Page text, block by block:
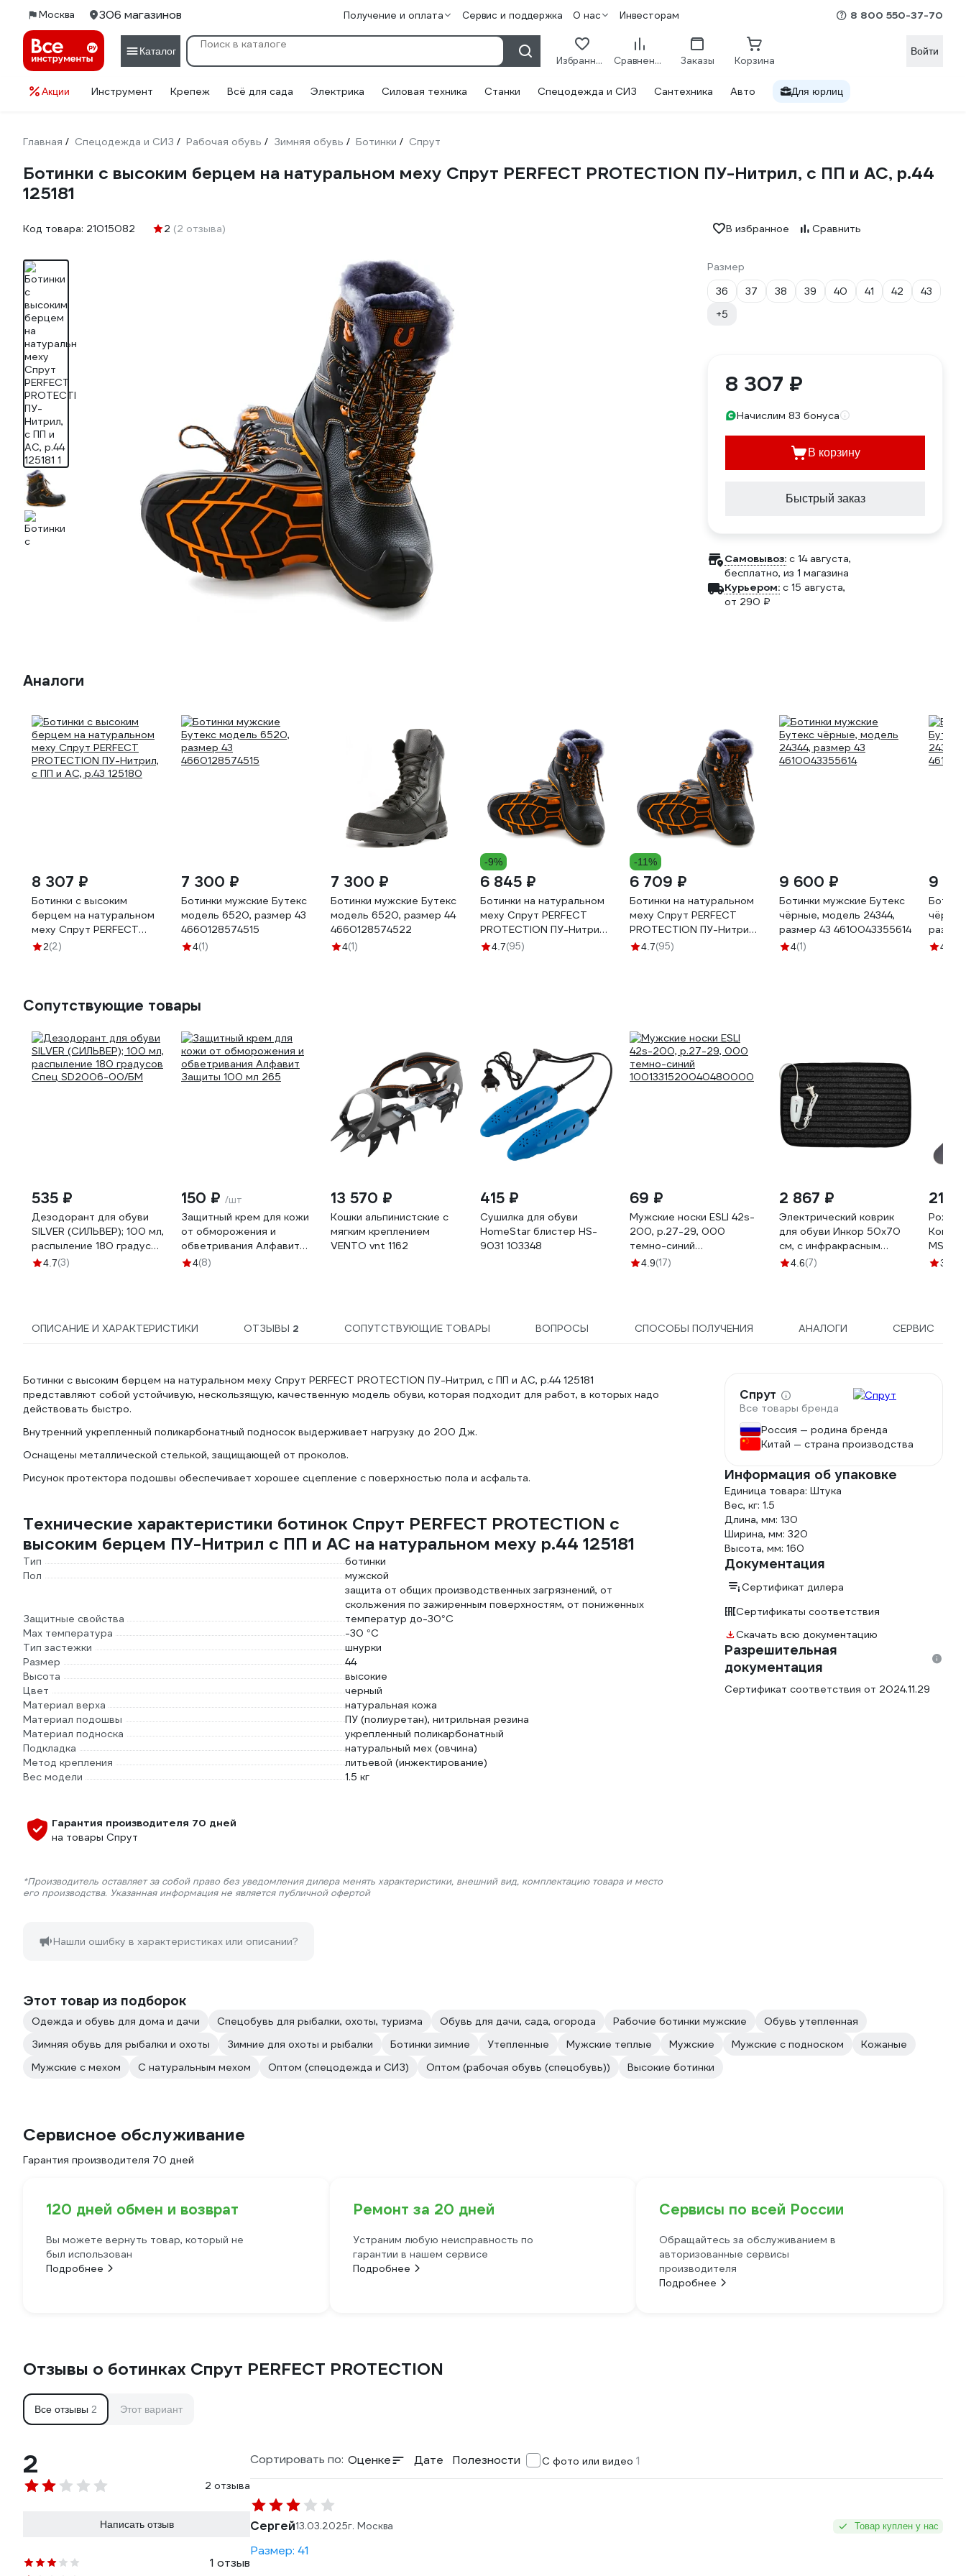
Москва 306 магазинов Получение и оплата Сервис и поддержка О нас Инвесторам 8 800 550-37-70
Каталог
Избранное Сравнение Заказы Корзина
Войти
Акции Инструмент Крепеж Всё для сада Электрика Силовая техника Станки Спецодежда и СИЗ Сантехника Авто Для юрлиц
Главная / Спецодежда и СИЗ / Рабочая обувь / Зимняя обувь / Ботинки / Спрут
Ботинки с высоким берцем на натуральном меху Спрут PERFECT PROTECTION ПУ-Нитрил, с ПП и АС, р.44
125181
Код товара: 21015082 2 (2 отзыва) В избранное Сравнить
Размер
36
37 38 39 40 41 42
43
+5
8 307 ₽
Начислим 83 бонуса
В корзину
Быстрый заказ
Самовывоз: c 14 августа,
бесплатно, из 1 магазина
Курьером: c 15 августа,
от 290 ₽
Аналоги
8 307 ₽
Ботинки с высоким
берцем на натуральном
меху Спрут PERFECT
PROTECTION ПУ-Нитрил,
2(2)
7 300 ₽
Ботинки мужские Бутекс
модель 6520, размер 43
4660128574515
4(1)
7 300 ₽
Ботинки мужские Бутекс
модель 6520, размер 44
4660128574522
4(1)
-9%
6 845 ₽
Ботинки на натуральном
меху Спрут PERFECT
PROTECTION ПУ-Нитрил,
с ПП и АС, р.43 125165
4.7(95)
-11%
6 709 ₽
Ботинки на натуральном
меху Спрут PERFECT
PROTECTION ПУ-Нитрил,
с ПП и АС, р.44 125166
4.7(95)
9 600 ₽
Ботинки мужские Бутекс
чёрные, модель 24344,
размер 43 4610043355614
4(1)
9
4
Сопутствующие товары
535 ₽
Дезодорант для обуви
SILVER (СИЛЬВЕР); 100 мл,
распыление 180 градусов
Спец SD2006-00/БМ
4.7(3)
150 ₽ /шт
Защитный крем для кожи
от обморожения и
обветривания Алфавит
Защиты 100 мл 265
4(8)
13 570 ₽
Кошки альпинистские с
мягким креплением
VENTO vnt 1162
415 ₽
Сушилка для обуви
HomeStar блистер HS-
9031 103348
69 ₽
Мужские носки ESLI 42s-
200, р.27-29, 000
темно-синий
1001331520040480000
4.9(17)
2 867 ₽
Электрический коврик
для обуви Инкор 50x70
см, с инфракрасным
подогревом 78018
4.6(7)
211 ₽
Рожок
Комус
3.3
ОПИСАНИЕ И ХАРАКТЕРИСТИКИ ОТЗЫВЫ 2 СОПУТСТВУЮЩИЕ ТОВАРЫ ВОПРОСЫ СПОСОБЫ ПОЛУЧЕНИЯ АНАЛОГИ СЕРВИС
Ботинки с высоким берцем на натуральном меху Спрут PERFECT PROTECTION ПУ-Нитрил, с ПП и АС, р.44 125181
представляют собой устойчивую, нескользящую, качественную модель обуви, которая подходит для работ, в которых надо
действовать быстро.
Внутренний укрепленный поликарбонатный подносок выдерживает нагрузку до 200 Дж.
Оснащены металлической стелькой, защищающей от проколов.
Рисунок протектора подошвы обеспечивает хорошее сцепление с поверхностью пола и асфальта.
Технические характеристики ботинок Спрут PERFECT PROTECTION с
высоким берцем ПУ-Нитрил с ПП и АС на натуральном меху р.44 125181
Тип
ботинки
Пол
мужской
Защитные свойства
защита от общих производственных загрязнений, от
скольжения по зажиренным поверхностям, от пониженных
температур до-30°С
Max температура
-30 °С
Тип застежки
шнурки
Размер
44
Высота
высокие
Цвет
черный
Материал верха
натуральная кожа
Материал подошвы
ПУ (полиуретан), нитрильная резина
Материал подноска
укрепленный поликарбонатный
Подкладка
натуральный мех (овчина)
Метод крепления
литьевой (инжектирование)
Вес модели
1.5 кг
Гарантия производителя 70 дней
на товары Спрут
*Производитель оставляет за собой право без уведомления дилера менять характеристики, внешний вид, комплектацию товара и место
его производства. Указанная информация не является публичной офертой
Нашли ошибку в характеристиках или описании?
Спрут
Все товары бренда
Россия — родина бренда
Китай — страна производства
Информация об упаковке
Единица товара: Штука
Вес, кг: 1.5
Длина, мм: 130
Ширина, мм: 320
Высота, мм: 160
Документация
Сертификат дилера
Сертификаты соответствия
Скачать всю документацию
Разрешительная
документация
Сертификат соответствия от 2024.11.29
Этот товар из подборок
Одежда и обувь для дома и дачи Спецобувь для рыбалки, охоты, туризма Обувь для дачи, сада, огорода Рабочие ботинки мужские
Обувь утепленная
Зимняя обувь для рыбалки и охоты
Зимние для охоты и рыбалки Ботинки зимние Утепленные Мужские теплые Мужские Мужские с подноском
Кожаные
Мужские с мехом
С натуральным мехом Оптом (спецодежда и СИЗ) Оптом (рабочая обувь (спецобувь)) Высокие ботинки
Сервисное обслуживание
Гарантия производителя 70 дней
120 дней обмен и возврат
Вы можете вернуть товар, который не
был использован
Подробнее
Ремонт за 20 дней
Устраним любую неисправность по
гарантии в нашем сервисе
Подробнее
Сервисы по всей России
Обращайтесь за обслуживанием в
авторизованные сервисы
производителя
Подробнее
Отзывы о ботинках Спрут PERFECT PROTECTION
Все отзывы 2 Этот вариант
2
2 отзыва
Написать отзыв
1 отзыв
Сортировать по: Оценке Дате Полезности С фото или видео 1
Сергей13.03.2025г. Москва Товар куплен у нас
Размер: 41